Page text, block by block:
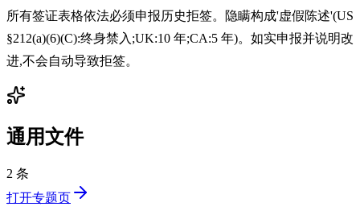
所有签证表格依法必须申报历史拒签。隐瞒构成'虚假陈述'(US
§212(a)(6)(C):终身禁入;UK:10 年;CA:5 年)。如实申报并说明改
进,不会自动导致拒签。
通用文件
2 条
打开专题页